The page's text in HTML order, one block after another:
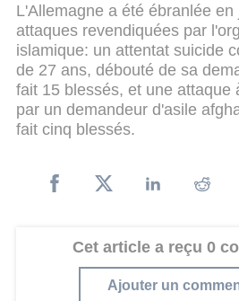
L'Allemagne a été ébranlée
attaques revendiquées par
islamique: un attentat suicide
de 27 ans, débouté de sa
fait 15 blessés, et une attaque
par un demandeur d'asile
fait cinq blessés.
Cet article a reçu 0
Ajouter un